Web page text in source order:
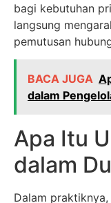
bagi kebutuhan
langsung
pemutusan
BACA JUGA
dalam
Apa Itu
dalam
Dalam